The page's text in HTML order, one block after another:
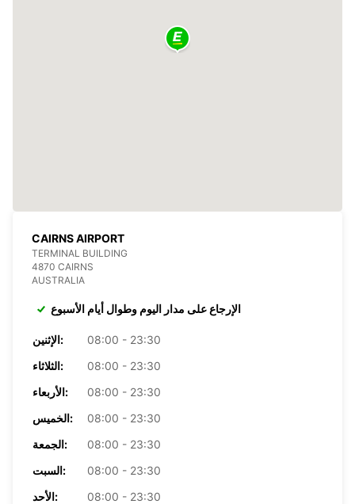
CAIRNS AIRPORT
TERMINAL BUILDING
4870 CAIRNS
AUSTRALIA
الإرجاع على مدار اليوم وطوال أيام الأسبوع
الإثنين:
08:00 - 23:30
الثلاثاء:
08:00 - 23:30
الأربعاء:
08:00 - 23:30
الخميس:
08:00 - 23:30
الجمعة:
08:00 - 23:30
السبت:
08:00 - 23:30
الأحد:
08:00 - 23:30